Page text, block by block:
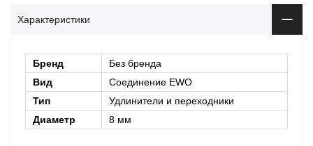
Характеристики
Бренд
Без бренда
Вид
Соединение EWO
Тип
Удлинители и переходники
Диаметр
8 мм